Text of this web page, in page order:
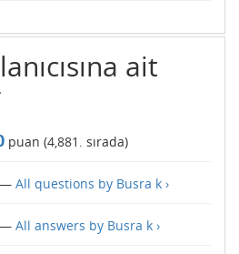
ait
puan (4,881 . sırada)
— All questions by Busra k ›
— All answers by Busra k ›